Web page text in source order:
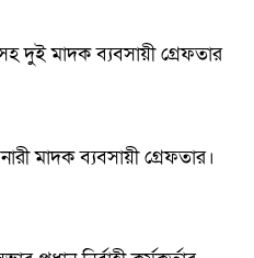
দুই মাদক ব্যবসায়ী গ্রেফতার
মাদক ব্যবসায়ী গ্রেফতার।